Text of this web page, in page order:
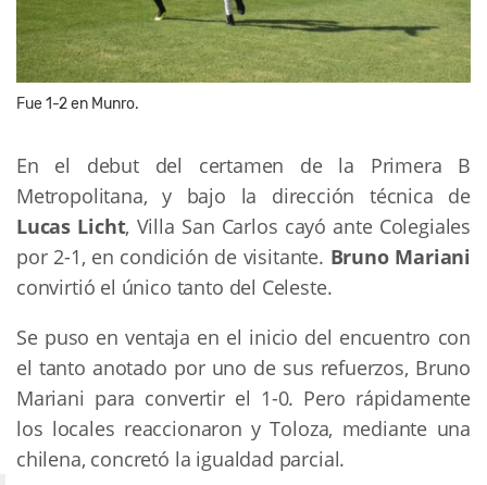
Fue 1-2 en Munro.
En el debut del certamen de la Primera B
Metropolitana, y bajo la dirección técnica de
Lucas Licht, Villa San Carlos cayó ante Colegiales
por 2-1, en condición de visitante. Bruno Mariani
convirtió el único tanto del Celeste.
Se puso en ventaja en el inicio del encuentro con
el tanto anotado por uno de sus refuerzos, Bruno
Mariani para convertir el 1-0. Pero rápidamente
los locales reaccionaron y Toloza, mediante una
chilena, concretó la igualdad parcial.